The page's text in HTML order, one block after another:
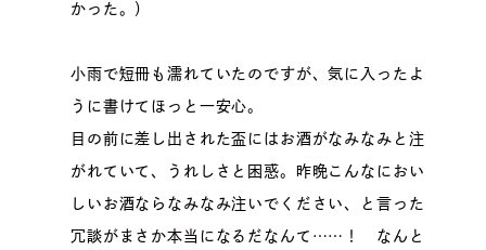
かった。）
小雨で短冊も濡れていたのですが、気に入ったよ
うに書けてほっと一安心。
目の前に差し出された盃にはお酒がなみなみと注
がれていて、うれしさと困惑。昨晩こんなにおい
しいお酒ならなみなみ注いでください、と言った
冗談がまさか本当になるだなんて……！ なんと